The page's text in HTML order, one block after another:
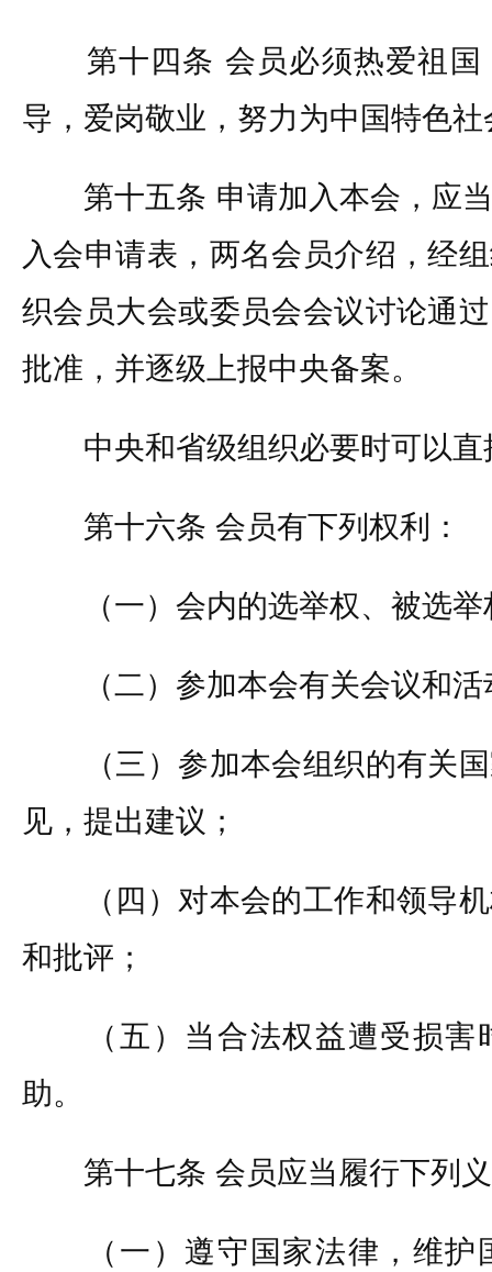
第十四条 会员必须热爱祖国
导，爱岗敬业，努力为中国特色
第十五条 申请加入本会，应当
入会申请表，两名会员介绍，经
织会员大会或委员会会议讨论通
批准，并逐级上报中央备案。
中央和省级组织必要时可以直
第十六条 会员有下列权利：
（一）会内的选举权、被选举
（二）参加本会有关会议和活
（三）参加本会组织的有关国
见，提出建议；
（四）对本会的工作和领导机
和批评；
（五）当合法权益遭受损害
助。
第十七条 会员应当履行下列
（一）遵守国家法律，维护